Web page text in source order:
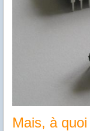
Mais, à